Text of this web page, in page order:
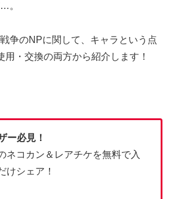
。
争のNPに関して、キャラという点
用・交換の両方から紹介します！
ー必見！
ネコカン＆レアチケを無料で入
けシェア！